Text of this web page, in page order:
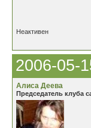
Неактивен
2006-05-
Алиса Деева
Председатель клуба